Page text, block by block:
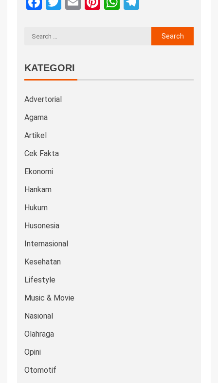
KATEGORI
Advertorial
Agama
Artikel
Cek Fakta
Ekonomi
Hankam
Hukum
Husonesia
Internasional
Kesehatan
Lifestyle
Music & Movie
Nasional
Olahraga
Opini
Otomotif